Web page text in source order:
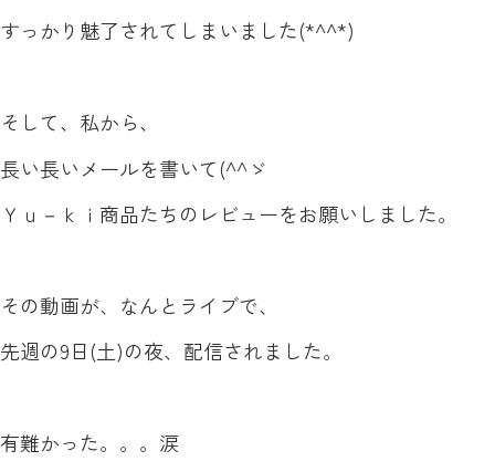
すっかり魅了されてしまいました(*^^*)
そして、私から、
長い長いメールを書いて(^^ゞ
Ｙｕ－ｋｉ商品たちのレビューをお願いしました。
その動画が、なんとライブで、
先週の9日(土)の夜、配信されました。
有難かった。。。涙